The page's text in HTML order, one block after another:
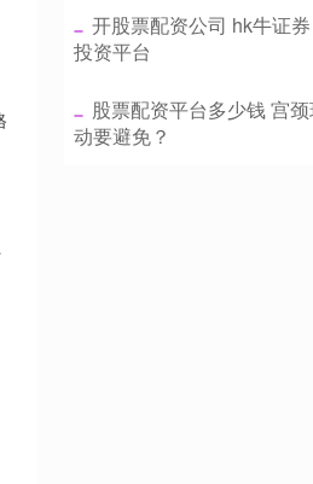
开股票配资公司 hk牛证
投资平台
股票配资平台多少钱 宫
动要避免？